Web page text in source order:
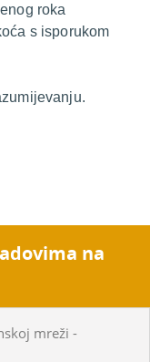
roka
s isporukom
na
mreži -